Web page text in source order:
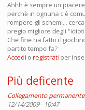
Ahhh è sempre un
perchè in ognuna c'è
rompere gli schemi...
pregio migliore degli
Che fine ha fatto il
partito tempo fa?
Accedi o registrati per
Più deficente
Collegamento permanente
12/14/2009 - 10:47